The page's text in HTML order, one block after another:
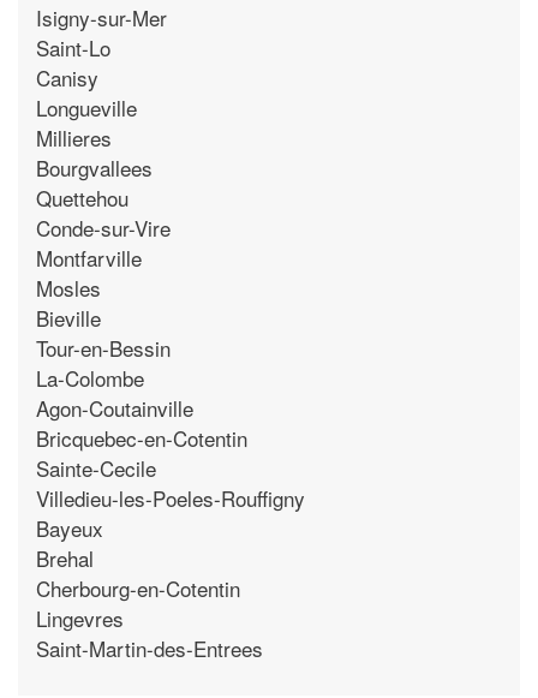
Isigny-sur-Mer
Saint-Lo
Canisy
Longueville
Millieres
Bourgvallees
Quettehou
Conde-sur-Vire
Montfarville
Mosles
Bieville
Tour-en-Bessin
La-Colombe
Agon-Coutainville
Bricquebec-en-Cotentin
Sainte-Cecile
Villedieu-les-Poeles-Rouffigny
Bayeux
Brehal
Cherbourg-en-Cotentin
Lingevres
Saint-Martin-des-Entrees